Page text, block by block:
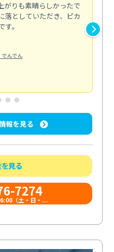
がりも素晴らしかったで
落としていただき、ピカ
。
んでん
報を見る
見る
7274
（土・日・...